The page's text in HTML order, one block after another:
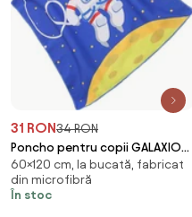
31 RON34 RON
Poncho pentru copii GALAXIO
albastru Dimensiune: 60 x 120
cm
60×120 cm, la bucată, fabricat
din microfibră
În stoc